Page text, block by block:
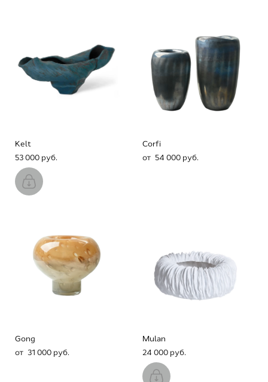
Kelt
53 000 pуб.
Corfi
от 54 000 pуб.
Gong
от 31 000 pуб.
Mulan
24 000 pуб.